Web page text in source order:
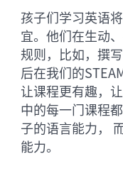
孩子们学习英语
宜。他们在生动
规则，比如，撰
后在我们的
让课程更有趣，
中的每一门课程
子的语言能力，
能力。